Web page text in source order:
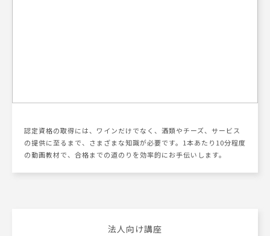
認定資格の取得には、ワインだけでなく、酒類やチーズ、サービス
の提供に⾄るまで、さまざまな知識が必要です。1本あたり10分程度
の動画教材で、合格までの道のりを効率的にお⼿伝いします。
法人向け講座